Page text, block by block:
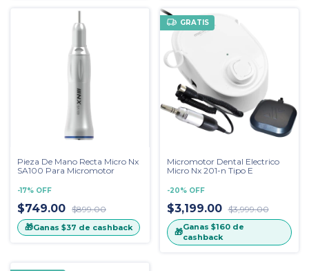
Pieza De Mano Recta Micro Nx
SA100 Para Micromotor
-17% OFF
$749.00 $899.00
🎁Ganas $37 de cashback
GRATIS
Micromotor Dental Electrico
Micro Nx 201-n Tipo E
-20% OFF
$3,199.00 $3,999.00
🎁Ganas $160de
cashback